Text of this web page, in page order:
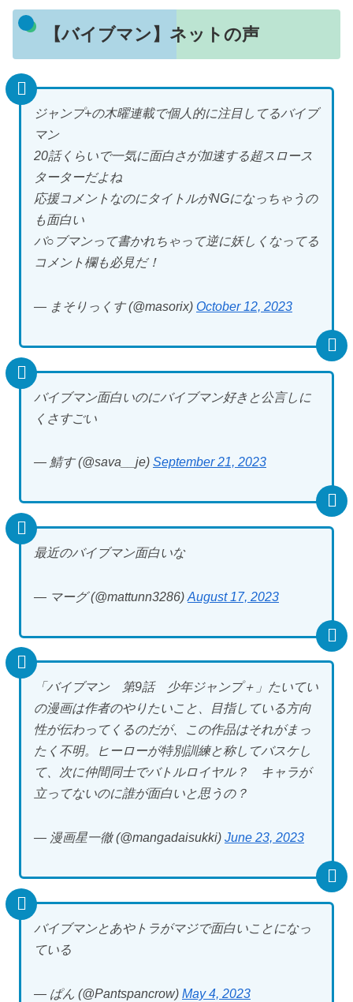
【バイブマン】ネットの声
ジャンプ+の木曜連載で個人的に注目してるバイブ
マン
20話くらいで一気に面白さが加速する超スロース
ターターだよね
応援コメントなのにタイトルがNGになっちゃうの
も面白い
バ○ブマンって書かれちゃって逆に妖しくなってる
コメント欄も必見だ！
— まそりっくす (@masorix) October 12, 2023
バイブマン面白いのにバイブマン好きと公言しに
くさすごい
— 鯖す (@sava__je) September 21, 2023
最近のバイブマン面白いな
— マーグ (@mattunn3286) August 17, 2023
「バイブマン 第9話 少年ジャンプ＋」たいてい
の漫画は作者のやりたいこと、目指している方向
性が伝わってくるのだが、この作品はそれがまっ
たく不明。ヒーローが特別訓練と称してバスケし
て、次に仲間同士でバトルロイヤル？ キャラが
立ってないのに誰が面白いと思うの？
— 漫画星一徹 (@mangadaisukki) June 23, 2023
バイブマンとあやトラがマジで面白いことになっ
ている
— ぱん (@Pantspancrow) May 4, 2023